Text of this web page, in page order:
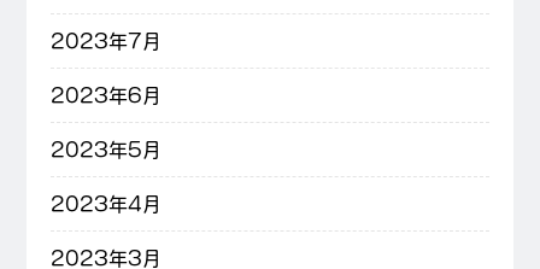
2023年7月
2023年6月
2023年5月
2023年4月
2023年3月